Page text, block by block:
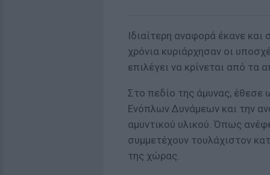
Ιδιαίτερη αναφορά έκανε
χρόνια κυριάρχησαν οι
επιλέγει να κρίνεται από τα
Στο πεδίο της άμυνας, έθεσε
Ενόπλων Δυνάμεων και την
αμυντικού υλικού. Όπως
συμμετέχουν τουλάχιστον
της χώρας.